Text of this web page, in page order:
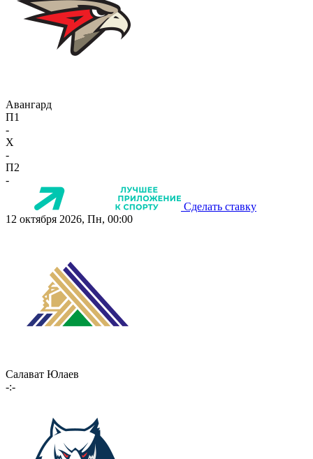
Авангард
П1
-
X
-
П2
-
Сделать ставку
12 октября 2026, Пн, 00:00
Салават Юлаев
-:-